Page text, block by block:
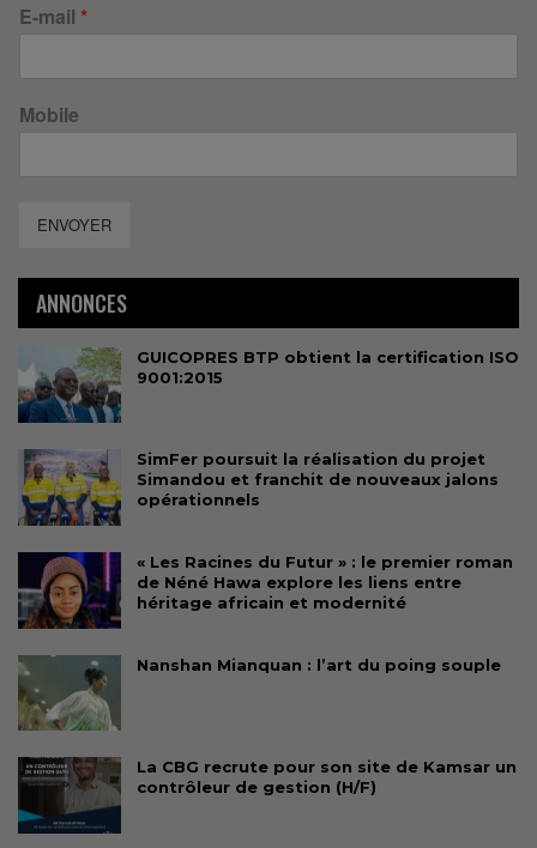
E-mail *
Mobile
ENVOYER
ANNONCES
GUICOPRES BTP obtient la certification ISO
9001:2015
SimFer poursuit la réalisation du projet
Simandou et franchit de nouveaux jalons
opérationnels
« Les Racines du Futur » : le premier roman
de Néné Hawa explore les liens entre
héritage africain et modernité
Nanshan Mianquan : l’art du poing souple
La CBG recrute pour son site de Kamsar un
contrôleur de gestion (H/F)